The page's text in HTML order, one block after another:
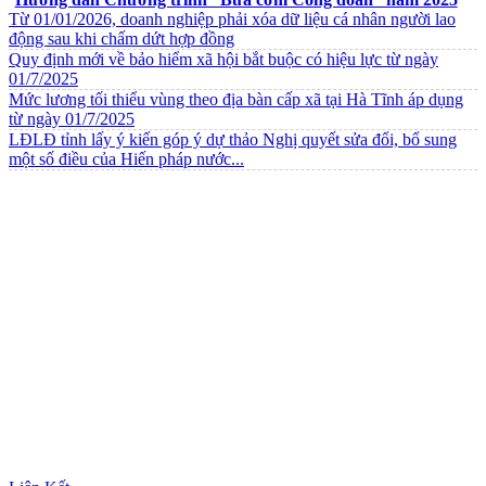
Từ 01/01/2026, doanh nghiệp phải xóa dữ liệu cá nhân người lao
động sau khi chấm dứt hợp đồng
Quy định mới về bảo hiểm xã hội bắt buộc có hiệu lực từ ngày
01/7/2025
Mức lương tối thiểu vùng theo địa bàn cấp xã tại Hà Tĩnh áp dụng
từ ngày 01/7/2025
LĐLĐ tỉnh lấy ý kiến góp ý dự thảo Nghị quyết sửa đổi, bổ sung
một số điều của Hiến pháp nước...